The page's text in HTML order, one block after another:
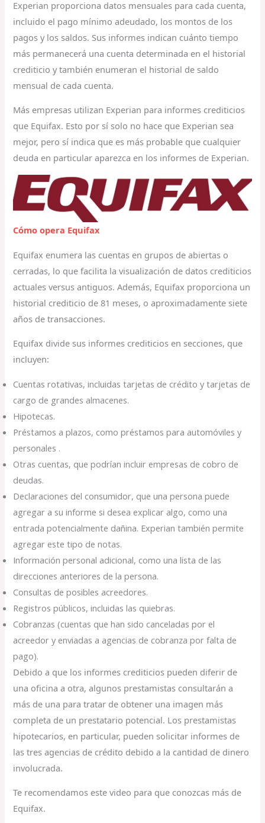
Experian proporciona datos mensuales para cada cuenta,
incluido el pago mínimo adeudado, los montos de los
pagos y los saldos. Sus informes indican cuánto tiempo
más permanecerá una cuenta determinada en el historial
crediticio y también enumeran el historial de saldo
mensual de cada cuenta.
Más empresas utilizan Experian para informes crediticios
que Equifax. Esto por sí solo no hace que Experian sea
mejor, pero sí indica que es más probable que cualquier
deuda en particular aparezca en los informes de Experian.
Cómo opera Equifax
Equifax enumera las cuentas en grupos de abiertas o
cerradas, lo que facilita la visualización de datos crediticios
actuales versus antiguos. Además, Equifax proporciona un
historial crediticio de 81 meses, o aproximadamente siete
años de transacciones.
Equifax divide sus informes crediticios en secciones, que
incluyen:
Cuentas rotativas, incluidas tarjetas de crédito y tarjetas de
cargo de grandes almacenes.
Hipotecas.
Préstamos a plazos, como préstamos para automóviles y
personales .
Otras cuentas, que podrían incluir empresas de cobro de
deudas.
Declaraciones del consumidor, que una persona puede
agregar a su informe si desea explicar algo, como una
entrada potencialmente dañina. Experian también permite
agregar este tipo de notas.
Información personal adicional, como una lista de las
direcciones anteriores de la persona.
Consultas de posibles acreedores.
Registros públicos, incluidas las quiebras.
Cobranzas (cuentas que han sido canceladas por el
acreedor y enviadas a agencias de cobranza por falta de
pago).
Debido a que los informes crediticios pueden diferir de
una oficina a otra, algunos prestamistas consultarán a
más de una para tratar de obtener una imagen más
completa de un prestatario potencial. Los prestamistas
hipotecarios, en particular, pueden solicitar informes de
las tres agencias de crédito debido a la cantidad de dinero
involucrada.
Te recomendamos este video para que conozcas más de
Equifax.